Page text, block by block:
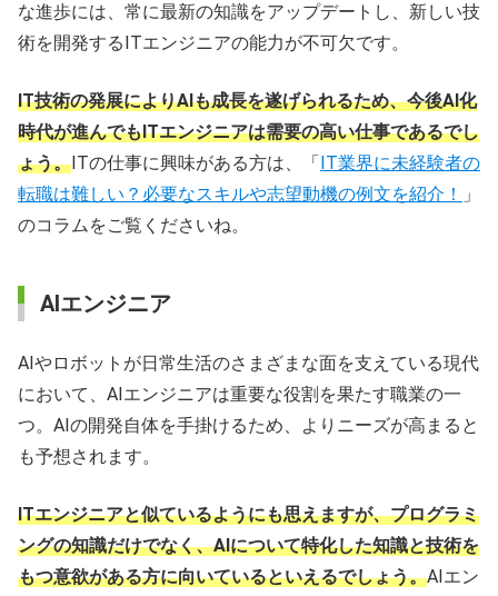
な進歩には、常に最新の知識をアップデートし、新しい技
術を開発するITエンジニアの能力が不可欠です。
IT技術の発展によりAIも成長を遂げられるため、今後AI化
時代が進んでもITエンジニアは需要の高い仕事であるでし
ょう。 ITの仕事に興味がある方は、「
IT業界に未経験者の
転職は難しい？必要なスキルや志望動機の例文を紹介！
」
のコラムをご覧くださいね。
AIエンジニア
AIやロボットが日常生活のさまざまな面を支えている現代
において、AIエンジニアは重要な役割を果たす職業の一
つ。AIの開発自体を手掛けるため、よりニーズが高まると
も予想されます。
ITエンジニアと似ているようにも思えますが、プログラミ
ングの知識だけでなく、AIについて特化した知識と技術を
もつ意欲がある方に向いているといえるでしょう。AIエン